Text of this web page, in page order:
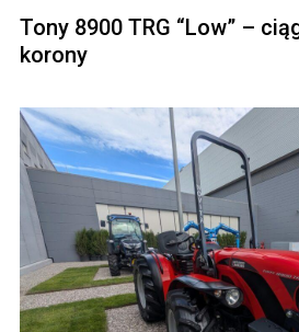
Tony 8900 TRG “Low” –
korony